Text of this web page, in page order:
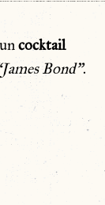
cocktail
Bond”.